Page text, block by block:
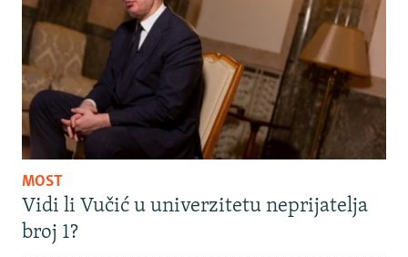
MOST
Vidi li Vučić u univerzitetu neprijatelja
broj 1?